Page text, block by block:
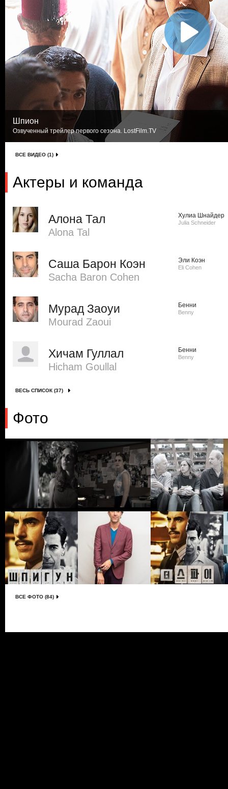
Шпион
Озвученный трейлер первого сезона. LostFilm.TV
ВСЕ ВИДЕО (1)
Актеры и команда
Алона Тал
Alona Tal
Хулиа Шнайдер
Julia Schneider
Саша Барон Коэн
Sacha Baron Cohen
Эли Коэн
Eli Cohen
Мурад Заоуи
Mourad Zaoui
Бенни
Benny
Хичам Гуллал
Hicham Goullal
Бенни
Benny
ВЕСЬ СПИСОК (37)
Фото
ВСЕ ФОТО (84)